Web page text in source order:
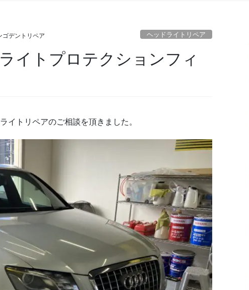
ゴデントリペア ヘッドライトリペア
イトプロテクションフィ
イトリペアのご相談を頂きました。